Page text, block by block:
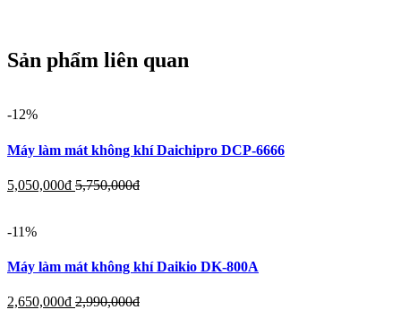
Sản phẩm liên quan
-12%
Máy làm mát không khí Daichipro DCP-6666
5,050,000đ 5,750,000đ
-11%
Máy làm mát không khí Daikio DK-800A
2,650,000đ 2,990,000đ